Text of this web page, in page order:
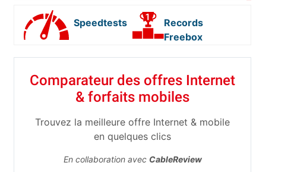
Speedtests
Records
Freebox
Comparateur des offres Internet
& forfaits mobiles
Trouvez la meilleure offre Internet & mobile
en quelques clics
En collaboration avec CableReview